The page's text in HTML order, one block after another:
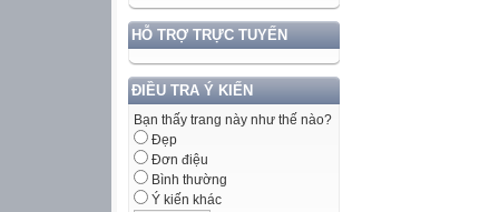
HỖ TRỢ TRỰC TUYẾN
ĐIỀU TRA Ý KIẾN
Bạn thấy trang này như thế nào?
Đẹp
Đơn điệu
Bình thường
Ý kiến khác